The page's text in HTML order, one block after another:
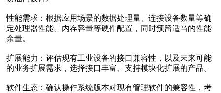
性能需求‌：根据应用场景的数据处理量、连接设备数量等确
定处理器性能、内存容量等硬件配置，同时预留适当的性能
余量。
扩展能力‌：评估现有工业设备的接口兼容性，以及未来可能
的业务扩展需求，选择接口丰富、支持模块化扩展的产品。
软件生态‌：确认操作系统版本对现有管理软件的兼容性，考